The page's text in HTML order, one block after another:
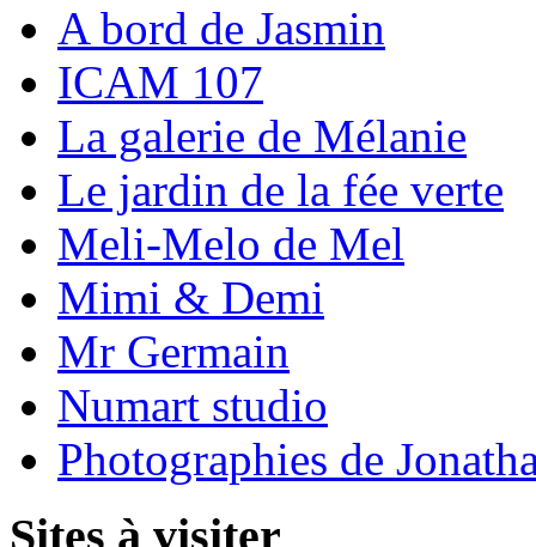
A bord de Jasmin
ICAM 107
La galerie de Mélanie
Le jardin de la fée verte
Meli-Melo de Mel
Mimi & Demi
Mr Germain
Numart studio
Photographies de
Sites à visiter